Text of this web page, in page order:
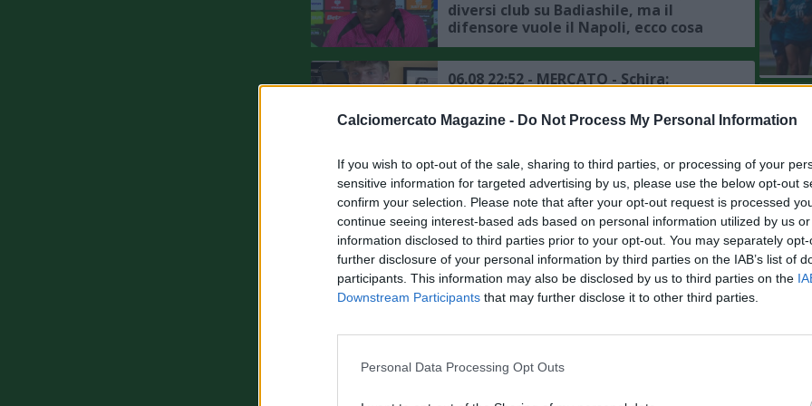
Calciomercato Magazine - Do Not Process My Personal Information
If you wish to opt-out of the sale, sharing to third parties, or processing of your
sensitive information for targeted advertising by us, please use the below opt-out
confirm your selection. Please note that after your opt-out request is processed
continue seeing interest-based ads based on personal information utilized by us
information disclosed to third parties prior to your opt-out. You may separately
further disclosure of your personal information by third parties on the IAB’s list of
participants. This information may also be disclosed by us to third parties on the
Downstream Participants that may further disclose it to other third parties.
Personal Data Processing Opt Outs
diversi club su Badiashile, ma il
difensore vuole il Napoli, ecco cosa
frena la trattativa
06.08 22:52 - MERCATO - Schira:
Kristensen, l'Udinese ne vuole di più, i
dettagli"
06.08 15:48 - CALCIOMERCATO - Milan,
ancora zero uscite sul mercato, per i
bookie (a 1,57) Fofana sarà il primo a
salutare
06.08 13:38 - MERCATO - Roma, ai
dettagli il rinnovo di Pellegrini, le
ultime sulla trattativa
06.08 13:19 - IL MATTINO - Napoli,
rimanere in Serie A, la situazione
del